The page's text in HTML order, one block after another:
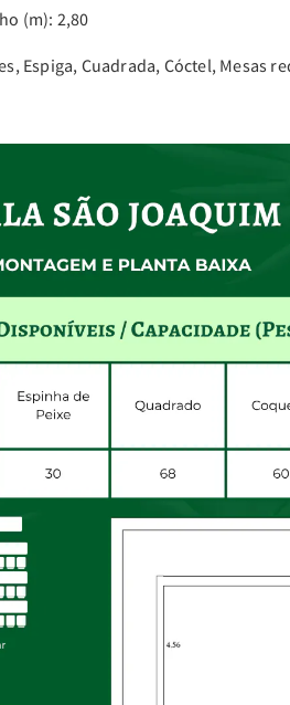
(m): 2,80
Espiga, Cuadrada, Cóctel, Mesas